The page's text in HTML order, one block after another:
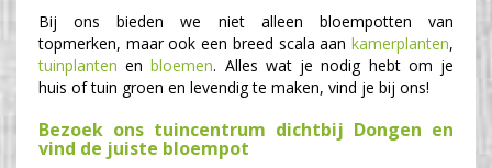
Bij ons bieden we niet alleen bloempotten van
topmerken, maar ook een breed scala aan kamerplanten,
tuinplanten enbloemen. Alles wat je nodig hebt om je
huis of tuin groen en levendig te maken, vind je bij ons!
Bezoek ons tuincentrum dichtbij Dongen en
vind de juiste bloempot